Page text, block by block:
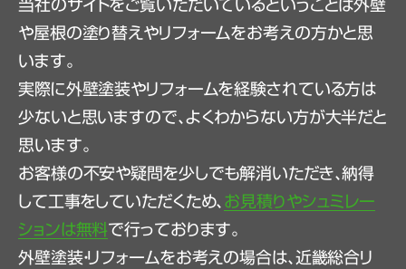
当社のサイトをご覧いただいているということは外壁
や屋根の塗り替えやリフォームをお考えの方かと思
います。
実際に外壁塗装やリフォームを経験されている方は
少ないと思いますので、よくわからない方が大半だと
思います。
お客様の不安や疑問を少しでも解消いただき、納得
して工事をしていただくため、 お見積りやシュミレー
ションは無料で行っております。
外壁塗装・リフォームをお考えの場合は、近畿総合リ